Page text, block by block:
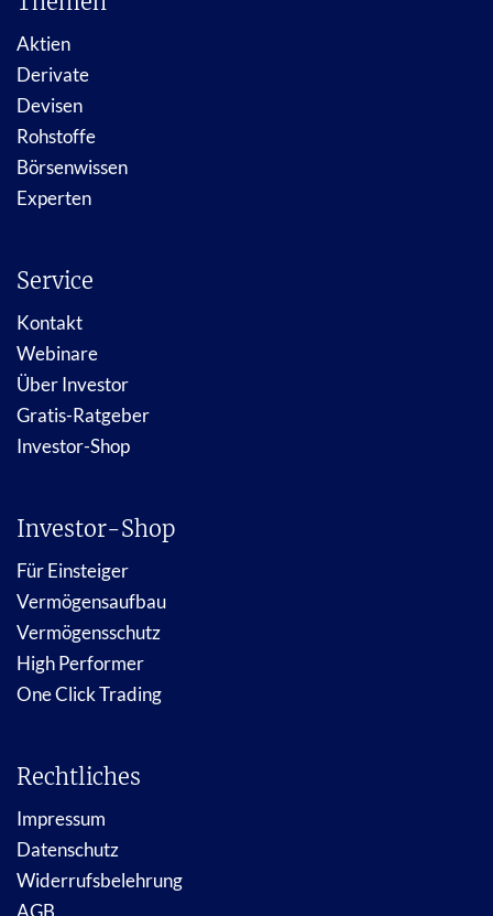
Aktien
Derivate
Devisen
Rohstoffe
Börsenwissen
Experten
Service
Kontakt
Webinare
Über Investor
Gratis-Ratgeber
Investor-Shop
Investor-Shop
Für Einsteiger
Vermögensaufbau
Vermögensschutz
High Performer
One Click Trading
Rechtliches
Impressum
Datenschutz
Widerrufsbelehrung
AGB